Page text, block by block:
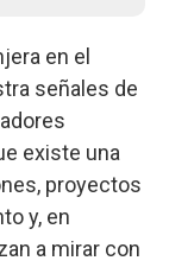
en el
señales de
existe una
proyectos
y, en
a mirar con